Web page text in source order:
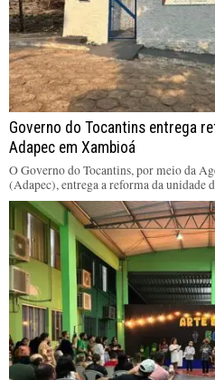
Governo do Tocantins entrega
Adapec em Xambioá
O Governo do Tocantins, por meio da
(Adapec), entrega a reforma da unidade